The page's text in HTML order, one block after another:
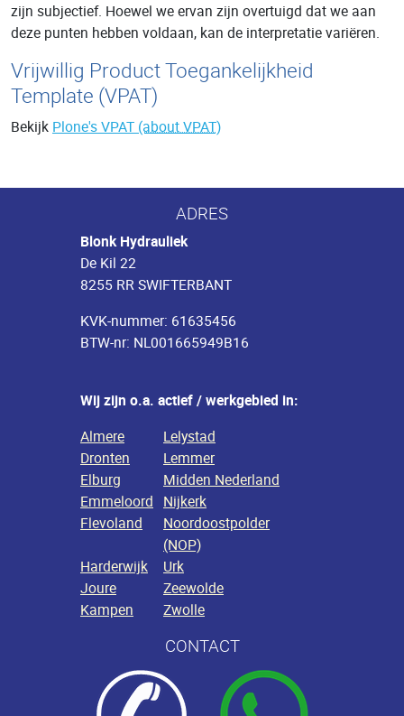
zijn subjectief. Hoewel we ervan zijn overtuigd dat we aan
deze punten hebben voldaan, kan de interpretatie variëren.
Vrijwillig Product Toegankelijkheid
Template (VPAT)
Bekijk Plone's VPAT (about VPAT)
ADRES
Blonk Hydrauliek
De Kil 22
8255 RR SWIFTERBANT
KVK-nummer: 61635456
BTW-nr: NL001665949B16
Wij zijn o.a. actief / werkgebied in:
Almere
Lelystad
Dronten
Lemmer
Elburg
Midden Nederland
Emmeloord Nijkerk
Flevoland
Noordoostpolder
(NOP)
Harderwijk
Urk
Joure
Zeewolde
Kampen
Zwolle
CONTACT